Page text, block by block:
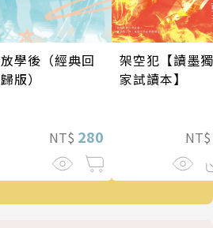
放學後（經典回
歸版）
NT$ 280
架空犯【讀墨獨
家試讀本】
NT$